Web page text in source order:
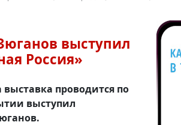
выступил
Россия»
проводится по
выступил